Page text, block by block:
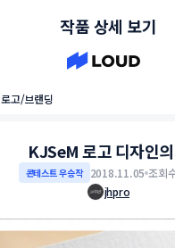
로고/브랜딩
작품 상세 보기
KJSeM 로고 디자인
콘테스트 우승작 2018.11.05 조회
jhpro